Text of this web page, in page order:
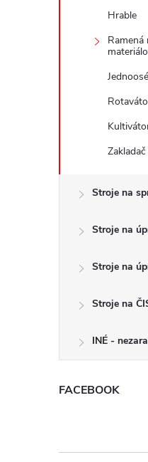
Hrable
Ramená
Stroje na
Stroje na
Stroje na
Stroje na
INÉ -
FACEBOOK